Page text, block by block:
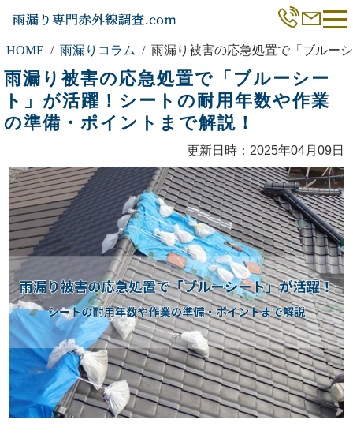
HOME 雨漏りコラム 雨漏り被害の応急処置で「ブルー
雨漏り被害の応急処置で「ブルーシー
ト」が活躍！シートの耐用年数や作業
の準備・ポイントまで解説！
更新日時：2025年04月09日